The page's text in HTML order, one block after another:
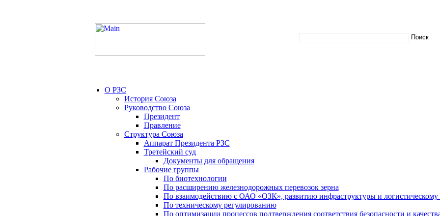
О РЗС
История Союза
Руководство Союза
Президент
Правление
Структура Союза
Аппарат Президента РЗС
Третейский суд
Документы для обращения
Рабочие группы
По биотехнологии
По расширению железнодорожных перевозок зерна
По взаимодействию с ОАО «ОЗК», развитию инфраструктуры и логистическому
По техническому регулированию
По оптимизации процессов подтверждения соответствия безопасности и